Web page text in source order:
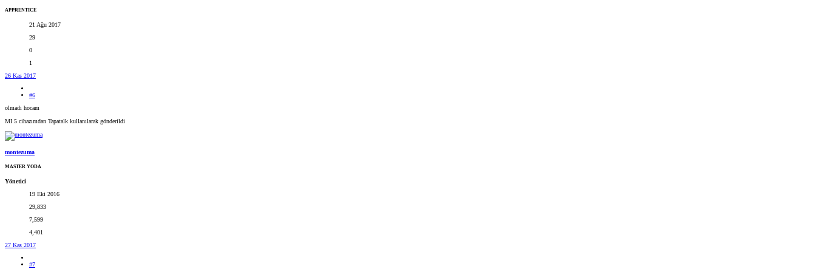
APPRENTICE
21 Ağu 2017
29
0
1
26 Kas 2017
#6
olmadı hocam
MI 5 cihazımdan Tapatalk kullanılarak gönderildi
montezuma
MASTER YODA
Yönetici
19 Eki 2016
29,833
7,599
4,401
27 Kas 2017
#7